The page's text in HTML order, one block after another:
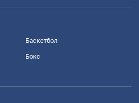
Баскетбол
Бокс